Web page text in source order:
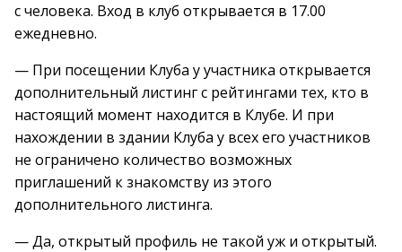
с человека. Вход в клуб открывается в 17.00
ежедневно.
— При посещении Клуба у участника открывается
дополнительный листинг с рейтингами тех, кто в
настоящий момент находится в Клубе. И при
нахождении в здании Клуба у всех его участников
не ограничено количество возможных
приглашений к знакомству из этого
дополнительного листинга.
— Да, открытый профиль не такой уж и открытый.